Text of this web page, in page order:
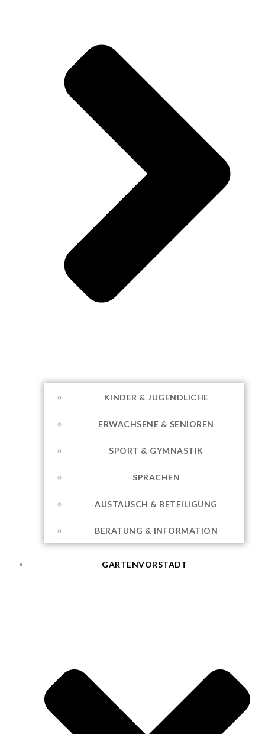
KINDER & JUGENDLICHE
ERWACHSENE & SENIOREN
SPORT & GYMNASTIK
SPRACHEN
AUSTAUSCH & BETEILIGUNG
BERATUNG & INFORMATION
GARTENVORSTADT